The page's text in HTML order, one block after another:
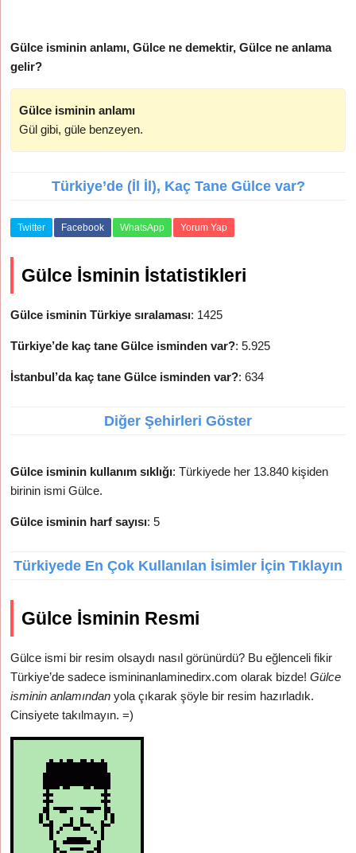
Gülce isminin anlamı, Gülce ne demektir, Gülce ne anlama
gelir?
Gülce isminin anlamı
Gül gibi, güle benzeyen.
Türkiye’de (İl İl), Kaç Tane Gülce var?
Twitter Facebook WhatsApp Yorum Yap
Gülce İsminin İstatistikleri
Gülce isminin Türkiye sıralaması: 1425
Türkiye’de kaç tane Gülce isminden var?: 5.925
İstanbul’da kaç tane Gülce isminden var?: 634
Diğer Şehirleri Göster
Gülce isminin kullanım sıklığı: Türkiyede her 13.840 kişiden
birinin ismi Gülce.
Gülce isminin harf sayısı: 5
Türkiyede En Çok Kullanılan İsimler İçin Tıklayın
Gülce İsminin Resmi
Gülce ismi bir resim olsaydı nasıl görünürdü? Bu eğlenceli fikir
Türkiye’de sadece ismininanlaminedirx.com olarak bizde!Gülce
isminin anlamından yola çıkarak şöyle bir resim hazırladık.
Cinsiyete takılmayın. =)